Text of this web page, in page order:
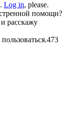
Log in, please.
помощи?
расскажу
473